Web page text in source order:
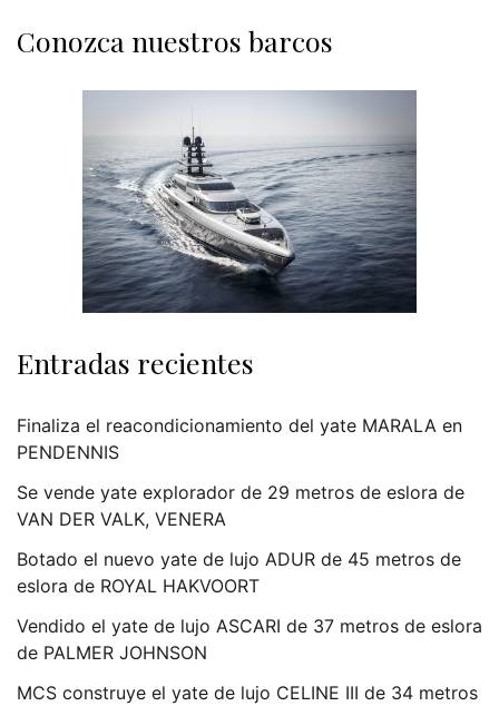
Conozca nuestros barcos
Entradas recientes
Finaliza el reacondicionamiento del yate MARALA en
PENDENNIS
Se vende yate explorador de 29 metros de eslora de
VAN DER VALK, VENERA
Botado el nuevo yate de lujo ADUR de 45 metros de
eslora de ROYAL HAKVOORT
Vendido el yate de lujo ASCARI de 37 metros de eslora
de PALMER JOHNSON
MCS construye el yate de lujo CELINE III de 34 metros